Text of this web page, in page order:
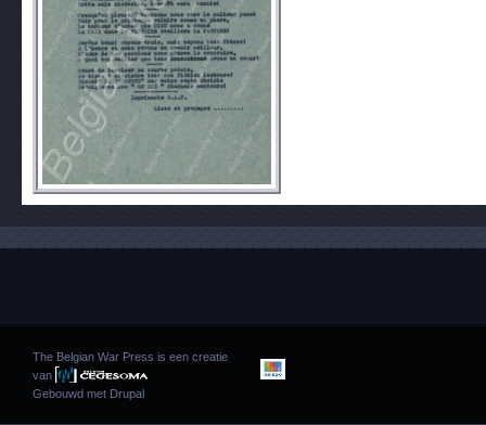
The Belgian War Press is een creatie
van
Gebouwd met Drupal